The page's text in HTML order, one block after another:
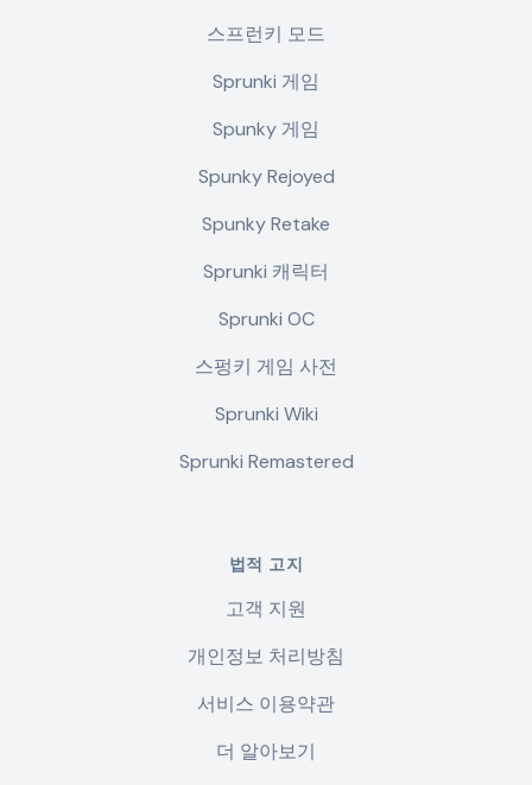
스프런키 모드
Sprunki 게임
Spunky 게임
Spunky Rejoyed
Spunky Retake
Sprunki 캐릭터
Sprunki OC
스펑키 게임 사전
Sprunki Wiki
Sprunki Remastered
법적 고지
고객 지원
개인정보 처리방침
서비스 이용약관
더 알아보기